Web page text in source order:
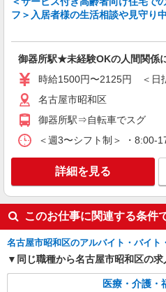
グループホーム ソラスト白金/
介護職員（ヘル
月給199,600
キープ
アルバイト パート
グループホーム ソラスト向山/
介護職員（ヘル
時給1,280円
＜給与補足＞※深
（8,500円/回）
キープ
フ＞入居者様の生活相談や見守り
御器所駅★未経験OKの人間関係
時給1500円〜2125円 ＜日
名古屋市昭和区
御器所駅⇒自転車でスグ
＜週3〜シフト制＞ ・
詳細を見る
このお仕事に関連する条件
名古屋市昭和区のアルバイト・バイト
同じ職種から名古屋市昭和区の
医療・介護・